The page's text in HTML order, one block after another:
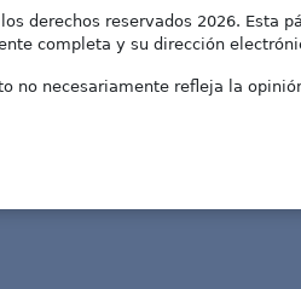
derechos reservados 2026. Esta
completa y su dirección
no necesariamente refleja la